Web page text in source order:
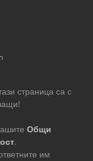
страница са с
Общи
.
им